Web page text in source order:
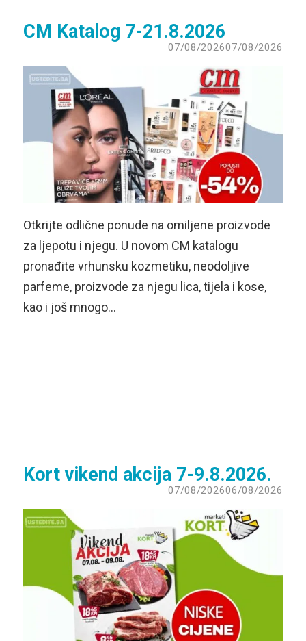
CM Katalog 7-21.8.2026
07/08/202607/08/2026
Otkrijte odlične ponude na omiljene proizvode
za ljepotu i njegu. U novom CM katalogu
pronađite vrhunsku kozmetiku, neodoljive
parfeme, proizvode za njegu lica, tijela i kose,
kao i još mnogo…
Kort vikend akcija 7-9.8.2026.
07/08/202606/08/2026